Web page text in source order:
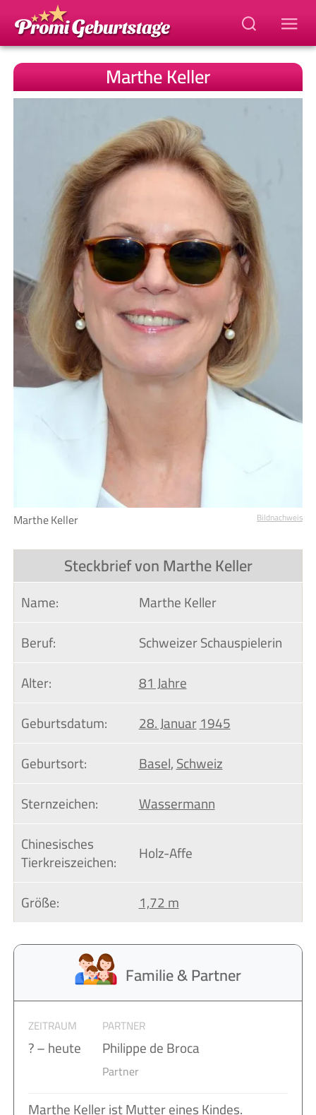
Marthe Keller
Marthe Keller Bildnachweis
Steckbrief von Marthe Keller
Name:
Marthe Keller
Beruf:
Schweizer Schauspielerin
Alter:
81 Jahre
Geburtsdatum:
28. Januar1945
Geburtsort:
Basel,Schweiz
Sternzeichen:
Wassermann
Chinesisches
Tierkreiszeichen:
Holz-Affe
Größe:
1,72 m
Familie & Partner
ZEITRAUM PARTNER
? – heute Philippe de Broca
Partner
Marthe Keller ist Mutter eines Kindes.